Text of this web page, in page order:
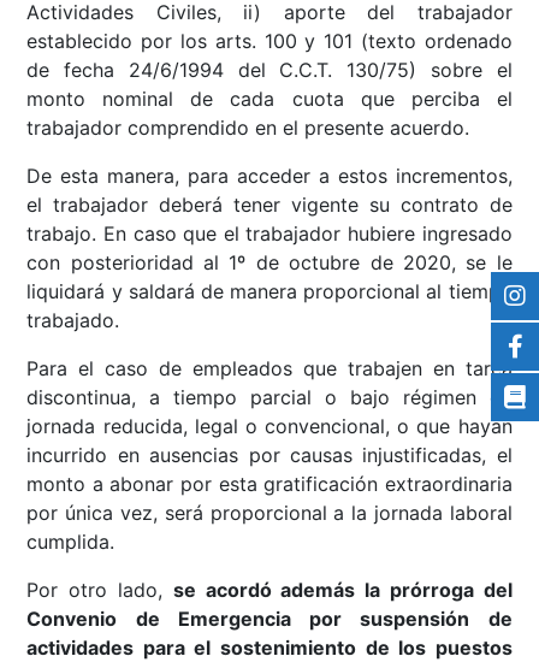
Actividades Civiles, ii) aporte del trabajador
establecido por los arts. 100 y 101 (texto ordenado
de fecha 24/6/1994 del C.C.T. 130/75) sobre el
monto nominal de cada cuota que perciba el
trabajador comprendido en el presente acuerdo.
De esta manera, para acceder a estos incrementos,
el trabajador deberá tener vigente su contrato de
trabajo. En caso que el trabajador hubiere ingresado
con posterioridad al 1º de octubre de 2020, se le
liquidará y saldará de manera proporcional al tiempo
trabajado.
Para el caso de empleados que trabajen en tarea
discontinua, a tiempo parcial o bajo régimen de
jornada reducida, legal o convencional, o que hayan
incurrido en ausencias por causas injustificadas, el
monto a abonar por esta gratificación extraordinaria
por única vez, será proporcional a la jornada laboral
cumplida.
Por otro lado, se acordó además la prórroga del
Convenio de Emergencia por suspensión de
actividades para el sostenimiento de los puestos